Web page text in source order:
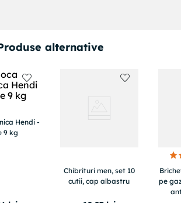
alternative
Hendi -
9 kg
Chibrituri men, set 10
cutii, cap albastru
pe